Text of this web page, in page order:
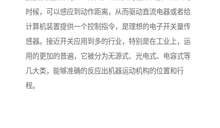
时候，可以感应到动作距离，从而驱动直流电器或者给
计算机装置提供一个控制指令，是理想的电子开关量传
感器。接近开关应用到多的行业，特别是在工业上，运
用的更加的普遍，它被分为无源式、光电式、电容式等
几大类，能够准确的反应出机器运动机构的位置和行
程。